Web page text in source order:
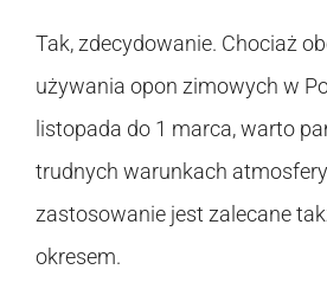
Tak, zdecydowanie. Chociaż
używania opon zimowych w
listopada do 1 marca, warto
trudnych warunkach
zastosowanie jest zalecane
okresem.